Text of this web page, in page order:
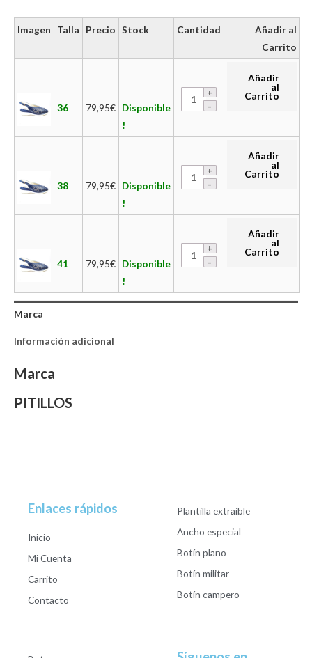
Imagen Talla Precio Stock Cantidad
Añadir al
Carrito
36 79,95€ Disponible
!
Añadir
al
Carrito
38 79,95€ Disponible
!
Añadir
al
Carrito
41 79,95€ Disponible
!
Añadir
al
Carrito
Marca
Información adicional
Marca
PITILLOS
Enlaces rápidos
Inicio
Mi Cuenta
Carrito
Contacto
Plantilla extraible
Ancho especial
Botín plano
Botín militar
Botín campero